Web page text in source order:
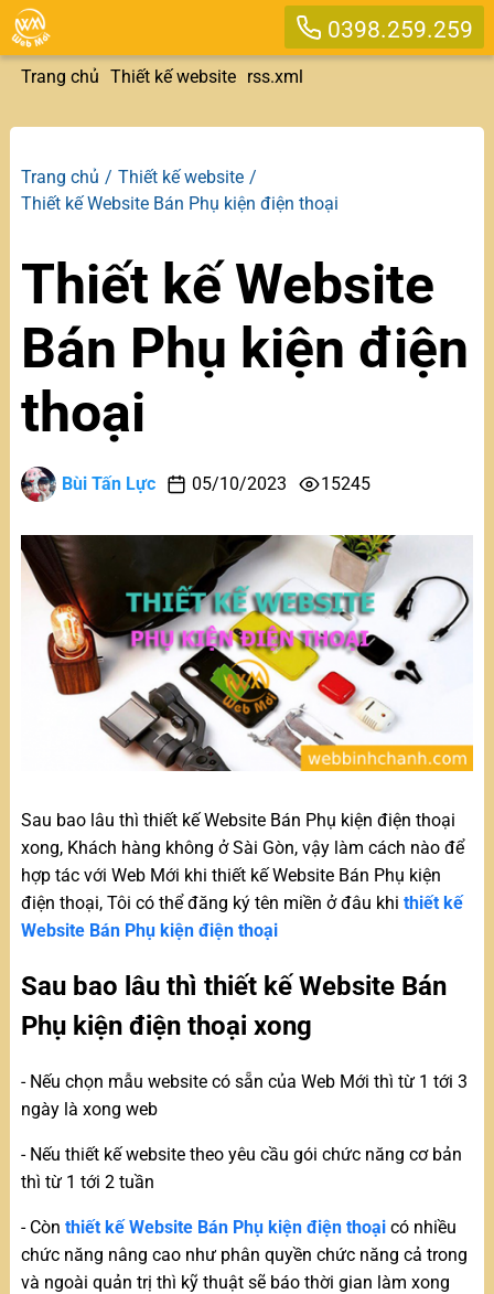
0398.259.259
Trang chủ Thiết kế website rss.xml
Trang chủ
Thiết kế website
Thiết kế Website Bán Phụ kiện điện thoại
Thiết kế Website
Bán Phụ kiện điện
thoại
Bùi Tấn Lực 05/10/2023 15245
Sau bao lâu thì thiết kế Website Bán Phụ kiện điện thoại
xong, Khách hàng không ở Sài Gòn, vậy làm cách nào để
hợp tác với Web Mới khi thiết kế Website Bán Phụ kiện
điện thoại, Tôi có thể đăng ký tên miền ở đâu khi thiết kế
Website Bán Phụ kiện điện thoại
Sau bao lâu thì thiết kế Website Bán
Phụ kiện điện thoại xong
- Nếu chọn mẫu website có sẵn của Web Mới thì từ 1 tới 3
ngày là xong web
- Nếu thiết kế website theo yêu cầu gói chức năng cơ bản
thì từ 1 tới 2 tuần
- Còn thiết kế Website Bán Phụ kiện điện thoạicó nhiều
chức năng nâng cao như phân quyền chức năng cả trong
và ngoài quản trị thì kỹ thuật sẽ báo thời gian làm xong